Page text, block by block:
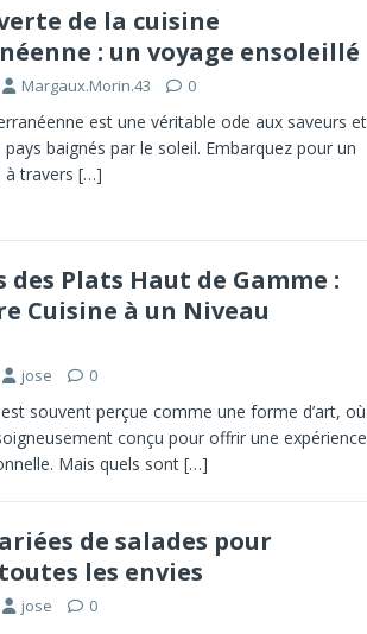
de la cuisine
: un voyage ensoleillé
Margaux.Morin.43 0
est une véritable ode aux saveurs et
baignés par le soleil. Embarquez pour un
à travers […]
des Plats Haut de Gamme :
Cuisine à un Niveau
jose 0
souvent perçue comme une forme d’art, où
conçu pour offrir une expérience
Mais quels sont […]
de salades pour
les envies
jose 0